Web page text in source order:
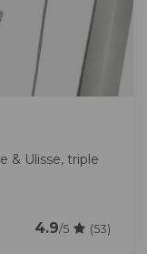
& Ulisse, triple
4.9/5 (53)